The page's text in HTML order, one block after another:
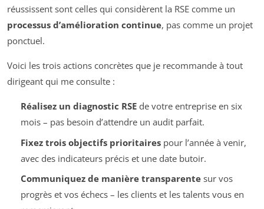
réussissent sont celles qui considèrent la RSE comme un
processus d’amélioration continue, pas comme un projet
ponctuel.
Voici les trois actions concrètes que je recommande à tout
dirigeant qui me consulte :
Réalisez un diagnostic RSEde votre entreprise en six
mois – pas besoin d’attendre un audit parfait.
Fixez trois objectifs prioritairespour l’année à venir,
avec des indicateurs précis et une date butoir.
Communiquez de manière transparentesur vos
progrès et vos échecs – les clients et les talents vous en